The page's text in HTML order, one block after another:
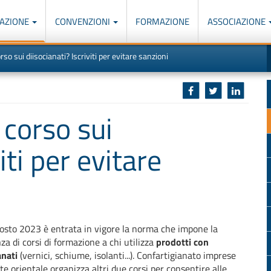
CONVENZIONI FORMAZIONE ASSOCIAZIONE
sui diisocianati? Iscriviti per evitare sanzioni
sui
per evitare
2023 è entrata in vigore la norma che impone la
di corsi di formazione a chi utilizza prodotti con
(vernici, schiume, isolanti...). Confartigianato imprese